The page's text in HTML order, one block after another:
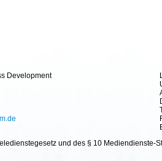
Development
und des § 10